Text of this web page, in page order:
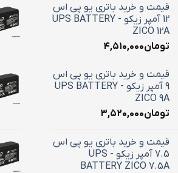
قیمت و خرید باتری یو پی اس
12 آمپر زیکو - UPS BATTERY
ZICO 12A
تومان۴,۵۱۰,۰۰۰
قیمت و خرید باتری یو پی اس
9 آمپر زیکو - UPS BATTERY
ZICO 9A
تومان۳,۵۲۰,۰۰۰
قیمت و خرید باتری یو پی اس
7.5 آمپر زیکو - UPS
BATTERY ZICO 7.5A